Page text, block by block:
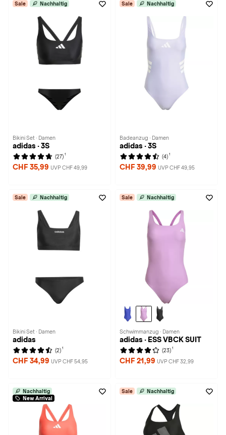
Sale Nachhaltig
Bikini Set · Damen
adidas · 3S
(27) 1
CHF 35,99 UVP CHF 49,99
Sale Nachhaltig
Badeanzug · Damen
adidas · 3S
(4) 1
CHF 39,99 UVP CHF 49,95
Sale Nachhaltig
Bikini Set · Damen
adidas
(2) 1
CHF 34,99 UVP CHF 54,95
Sale Nachhaltig
Schwimmanzug · Damen
adidas · ESS VBCK SUIT
(23) 1
CHF 21,99 UVP CHF 32,99
Nachhaltig
New Arrival
Sale Nachhaltig